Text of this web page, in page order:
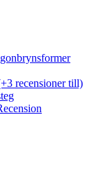
recensioner till)